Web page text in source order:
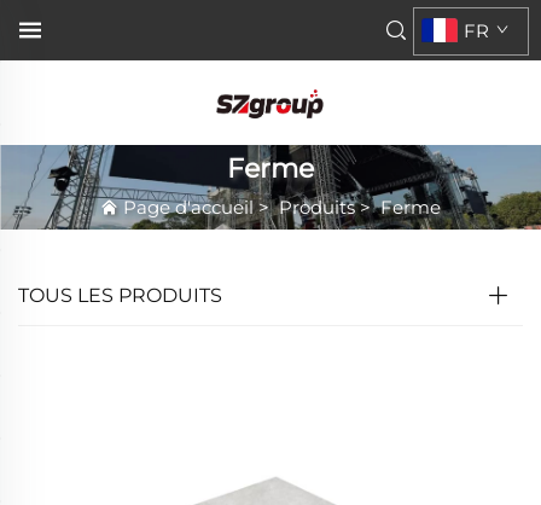
FR
Ferme
Page d'accueil>Produits>Ferme
TOUS LES PRODUITS